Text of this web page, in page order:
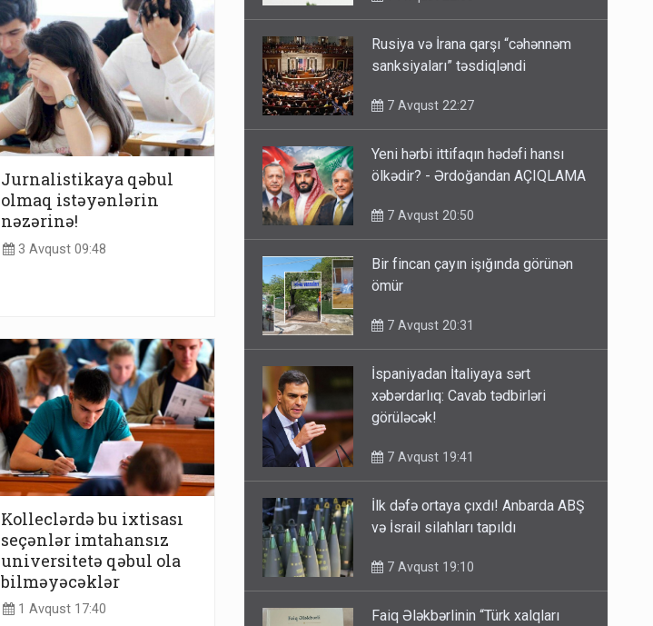
Jurnalistikaya qəbul
olmaq istəyənlərin
nəzərinə!
3 Avqust 09:48
Kolleclərdə bu ixtisası
seçənlər imtahansız
universitetə qəbul ola
bilməyəcəklər
1 Avqust 17:40
Rusiya və İrana qarşı “cəhənnəm
sanksiyaları” təsdiqləndi
7 Avqust 22:27
Yeni hərbi ittifaqın hədəfi hansı
ölkədir? - Ərdoğandan AÇIQLAMA
7 Avqust 20:50
Bir fincan çayın işığında görünən
ömür
7 Avqust 20:31
İspaniyadan İtaliyaya sərt
xəbərdarlıq: Cavab tədbirləri
görüləcək!
7 Avqust 19:41
İlk dəfə ortaya çıxdı! Anbarda ABŞ
və İsrail silahları tapıldı
7 Avqust 19:10
Faiq Ələkbərlinin “Türk xalqları